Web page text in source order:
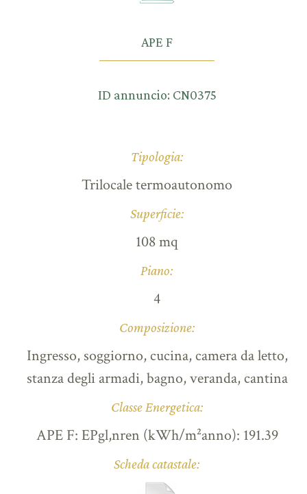
APE F
ID annuncio: CN0375
Tipologia:
Trilocale termoautonomo
Superficie:
108 mq
Piano:
4
Composizione:
Ingresso, soggiorno, cucina, camera da letto,
stanza degli armadi, bagno, veranda, cantina
Classe Energetica:
APE F: EPgl,nren (kWh/m²anno): 191.39
Scheda catastale: